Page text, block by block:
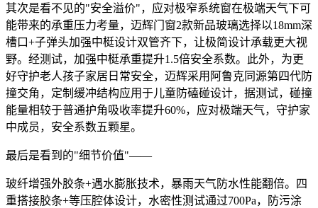
其次是看不见的"安全溢价"，应对极窄系统窗在极端天气下可
能带来的承重压力考量，迈辉门窗2款新品玻璃选择以18mm深
槽口+子弹头加强中梃设计双管齐下，让极简设计承载更大视
野。经测试，加强中梃承重提升1.5倍安全系数。此外，为更
好守护老人孩子家居日常安全，迈辉采用阿鲁克同源第四代防
撞交角，定制缓冲结构应用于儿童防磕碰设计，据测试，碰撞
能量相较于普通护角吸收率提升60%，应对极端天气，守护家
中成员，安全系数五颗星。
最后是看到的"细节价值"——
玻纤增强外胶条+遇水膨胀技术，暴雨天气防水性能翻倍。四
重搭接胶条+等压腔体设计，水密性测试通过700Pa，防污涂